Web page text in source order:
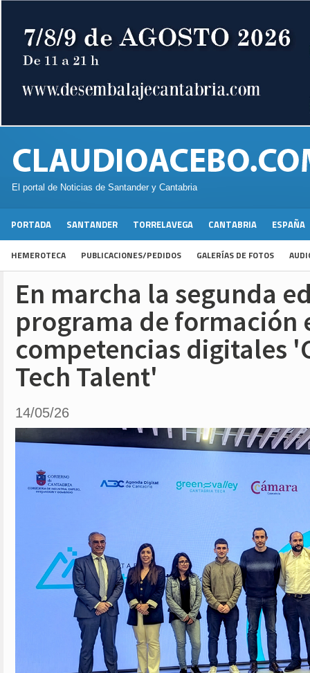
El portal de Noticias de Santander y Cantabria
PORTADA SANTANDER TORRELAVEGA CANTABRIA ESPAÑA
HEMEROTECA PUBLICACIONES/PEDIDOS GALERÍAS DE FOTOS
En marcha la segunda
programa de formación
competencias digitales
Tech Talent'
14/05/26